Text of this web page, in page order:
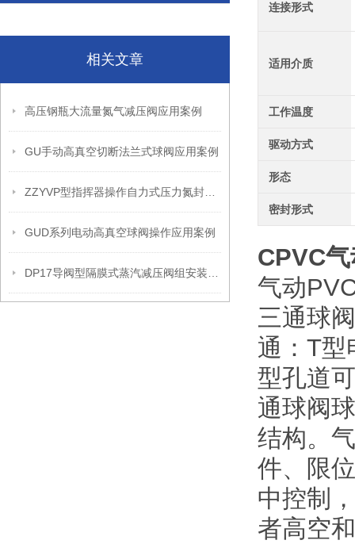
相关文章
高压钢瓶大流量氮气减压阀应用案例
GU手动高真空切断法兰式球阀应用案例
GUD系列电动高真空球阀操作应用案例
连接形式
适用介质
工作温度
驱动方式
形态
密封形式
CPVC
气动
三通球
通：T型
型孔道
通球阀
结构。
件、限
中控制
者高空